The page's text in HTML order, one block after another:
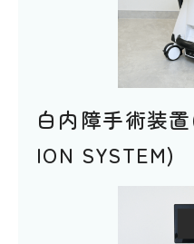
白内障手術装
ION SYSTEM)